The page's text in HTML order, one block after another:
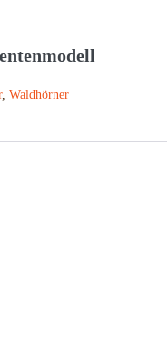
, Waldhörner